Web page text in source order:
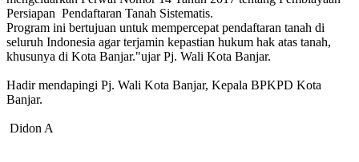
Persiapan Pendaftaran Tanah Sistematis.
Program ini bertujuan untuk mempercepat pendaftaran tanah di
seluruh Indonesia agar terjamin kepastian hukum hak atas tanah,
khusunya di Kota Banjar."ujar Pj. Wali Kota Banjar.
Hadir mendapingi Pj. Wali Kota Banjar, Kepala BPKPD Kota
Banjar.
Didon A